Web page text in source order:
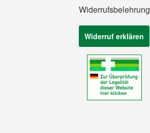
Widerrufsbelehrung
Widerruf erklären